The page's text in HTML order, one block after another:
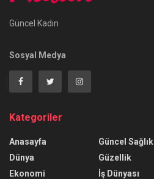
Güncel Kadın
Sosyal Medya
Kategoriler
Anasayfa
Dünya
Ekonomi
Güncel Sağlık
Güzellik
İş Dünyası